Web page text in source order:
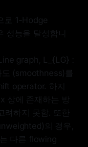
로 1-Hodge
성능을 달성합니
graph, L_{LG} :
도 (smoothness)를
operator. 하지
상에 존재하는 방
려하지 못함. 또한
의 경우,
다른 flowing